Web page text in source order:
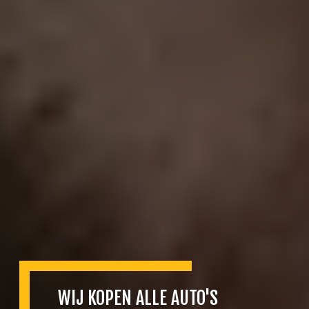
WIJ KOPEN ALLE AUTO'S